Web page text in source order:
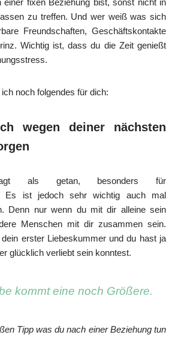
fixen Beziehung bist, sonst nicht in
zu treffen. Und wer weiß was sich
Freundschaften, Geschäftskontakte
Wichtig ist, dass du die Zeit genießt
ich noch folgendes für dich:
wegen deiner nächsten
als getan, besonders für
Es ist jedoch sehr wichtig auch mal
Denn nur wenn du mit dir alleine sein
Menschen mit dir zusammen sein.
erster Liebeskummer und du hast ja
glücklich verliebt sein konntest.
kommt eine noch Größere.
Tipp was du nach einer Beziehung tun